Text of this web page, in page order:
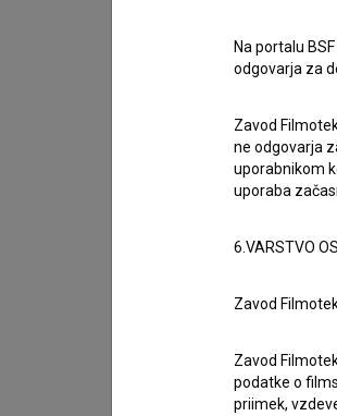
Poleg filmskih projekcij
strokovnjakom in širši
Trends in the Algorithm of
Črne gore Edin
of Storytelling: The Hero's
Aleksandra Božović,
MEDIA DeskaNikola
Na portalu
odgovarja za
Zavod
ne odgovarja
uporabnikom
uporaba
6.VARSTVO
Zavod
Zavod
podatke o
priimek,